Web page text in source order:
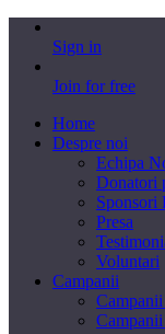
Sign in
Join for free
Home
Despre noi
Echipa
Donatori
Sponsori
Presa
Voluntari
Campanii